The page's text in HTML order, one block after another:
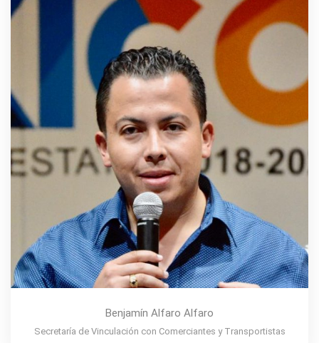
Benjamín Alfaro Alfaro
Secretaría de Vinculación con Comerciantes y Transportistas